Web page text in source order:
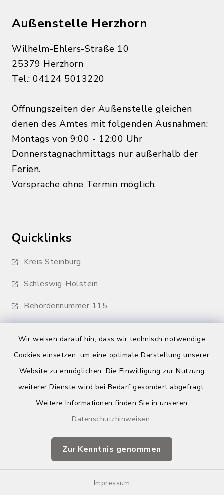
Wir weisen darauf hin, dass wir technisch notwendige
Cookies einsetzen, um eine optimale Darstellung unserer
Website zu ermöglichen. Die Einwilligung zur Nutzung
weiterer Dienste wird bei Bedarf gesondert abgefragt.
Weitere Informationen finden Sie in unseren
Datenschutzhinweisen.
Zur Kenntnis genommen
Impressum
Außenstelle Herzhorn
Wilhelm-Ehlers-Straße 10
25379 Herzhorn
Tel.: 04124 5013220
Öffnungszeiten der Außenstelle gleichen
denen des Amtes mit folgenden Ausnahmen:
Montags von 9:00 - 12:00 Uhr
Donnerstagnachmittags nur außerhalb der
Ferien.
Vorsprache ohne Termin möglich.
Quicklinks
Kreis Steinburg
Schleswig-Holstein
Behördennummer 115
Barrierefreiheit
Impressum
Sitemap